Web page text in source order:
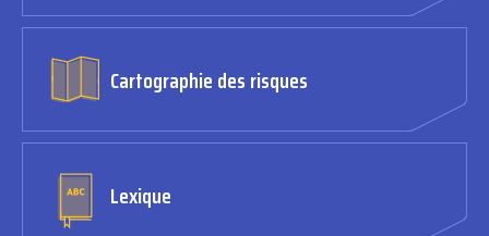
Cartographie des risques
Lexique